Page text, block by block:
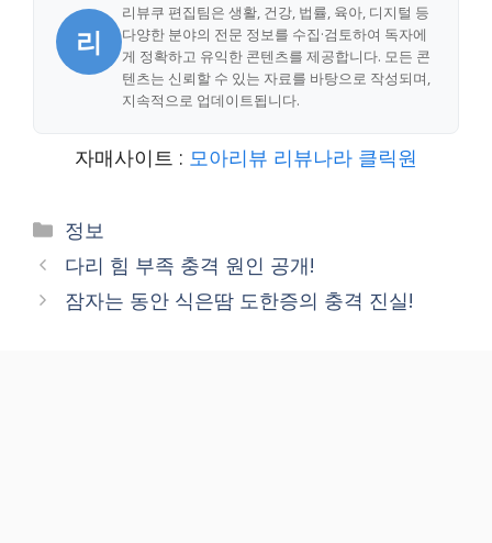
리
리뷰쿠 편집팀은 생활, 건강, 법률, 육아, 디지털 등
다양한 분야의 전문 정보를 수집·검토하여 독자에
게 정확하고 유익한 콘텐츠를 제공합니다. 모든 콘
텐츠는 신뢰할 수 있는 자료를 바탕으로 작성되며,
지속적으로 업데이트됩니다.
자매사이트 : 모아리뷰 리뷰나라 클릭원
Categories
정보
다리 힘 부족 충격 원인 공개!
잠자는 동안 식은땀 도한증의 충격 진실!